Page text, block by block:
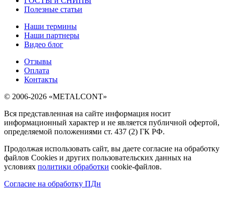
Полезные статьи
Наши термины
Наши партнеры
Видео блог
Отзывы
Оплата
Контакты
© 2006-2026 «METALCONT»
Вся представленная на сайте информация носит
информационный характер и не является публичной офертой,
определяемой положениями ст. 437 (2) ГК РФ.
Продолжая использовать сайт, вы даете согласие на обработку
файлов Cookies и других пользовательских данных на
условиях политики обработки cookie-файлов.
Согласие на обработку ПДн